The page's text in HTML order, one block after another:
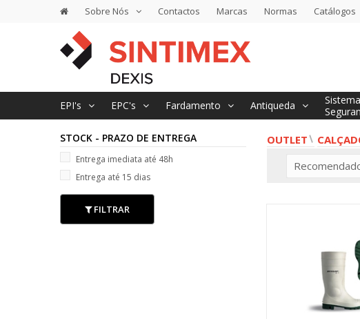
Sobre Nós Contactos Marcas Normas Catálogos
EPI's EPC's Fardamento Antiqueda
OUTLET
STOCK - PRAZO DE ENTREGA
Entrega imediata até 48h
Entrega até 15 dias
FILTRAR